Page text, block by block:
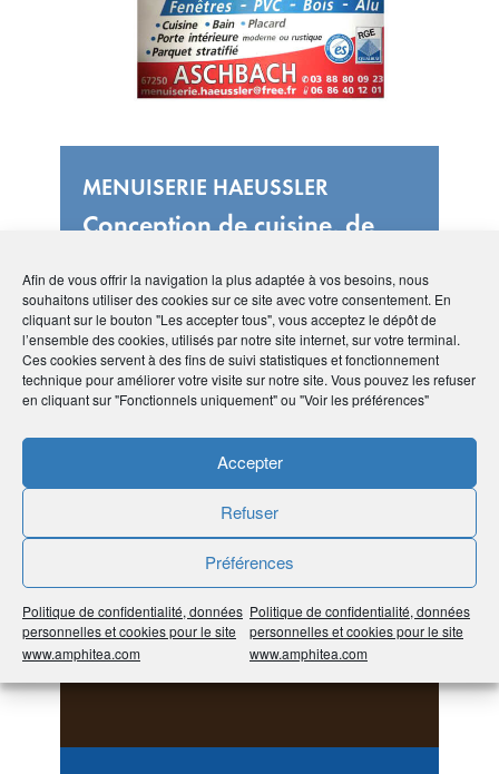
Afin de vous offrir la navigation la plus adaptée à vos besoins, nous
souhaitons utiliser des cookies sur ce site avec votre consentement. En
cliquant sur le bouton "Les accepter tous", vous acceptez le dépôt de
l’ensemble des cookies, utilisés par notre site internet, sur votre terminal.
Ces cookies servent à des fins de suivi statistiques et fonctionnement
technique pour améliorer votre visite sur notre site. Vous pouvez les refuser
en cliquant sur "Fonctionnels uniquement" ou "Voir les préférences"
Accepter
Refuser
Préférences
Politique de confidentialité, données
personnelles et cookies pour le site
www.amphitea.com
Politique de confidentialité, données
personnelles et cookies pour le site
www.amphitea.com
MENUISERIE HAEUSSLER
Conception de cuisine, de
ameublement sur mesure
#67 Bas-Rhin #Aménagement